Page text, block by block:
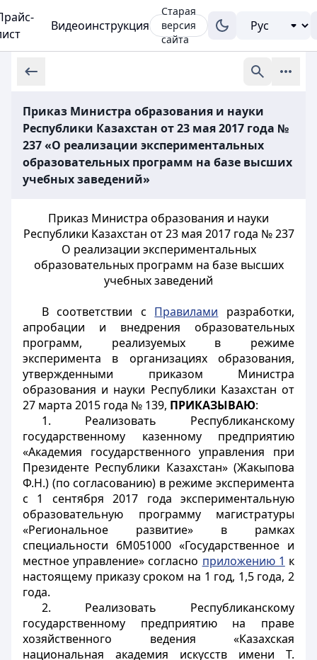
Видеоинструкция
Старая
версия
сайта
Приказ Министра образования и науки
Республики Казахстан от 23 мая 2017 года №
237 «О реализации экспериментальных
образовательных программ на базе высших
учебных заведений»
Приказ Министра образования и науки
Республики Казахстан от 23 мая 2017 года № 237
О реализации экспериментальных
образовательных программ на базе высших
учебных заведений
В соответствии с Правилами разработки,
апробации и внедрения образовательных
программ, реализуемых в режиме
эксперимента в организациях образования,
утвержденными приказом Министра
образования и науки Республики Казахстан от
27 марта 2015 года № 139, ПРИКАЗЫВАЮ:
1. Реализовать Республиканскому
государственному казенному предприятию
«Академия государственного управления при
Президенте Республики Казахстан» (Жакыпова
Ф.Н.) (по согласованию) в режиме эксперимента
с 1 сентября 2017 года экспериментальную
образовательную программу магистратуры
«Региональное развитие» в рамках
специальности 6М051000 «Государственное и
местное управление» согласно приложению 1 к
настоящему приказу сроком на 1 год, 1,5 года, 2
года.
2. Реализовать Республиканскому
государственному предприятию на праве
хозяйственного ведения «Казахская
национальная академия искусств имени Т.